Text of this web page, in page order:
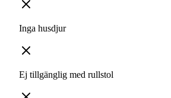
Inga husdjur
Ej tillgänglig med rullstol